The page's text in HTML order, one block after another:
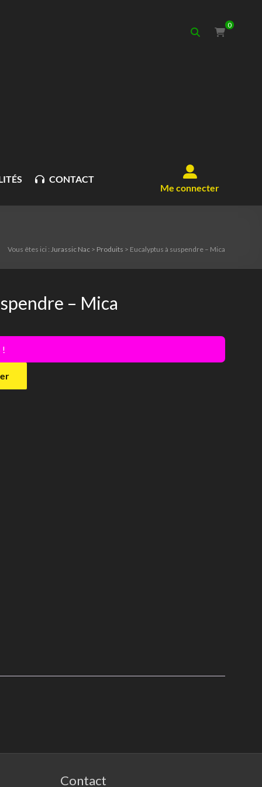
0
Me connecter
CONTACT
Vous êtes ici : Jurassic Nac > Produits > Eucalyptus à suspendre – Mica
– Mica
!
Contact